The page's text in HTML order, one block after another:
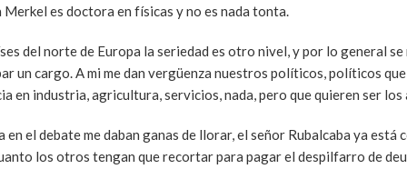
Merkel es doctora en físicas y no es nada tonta.
del norte de Europa la seriedad es otro nivel, y por lo general
un cargo. A mi me dan vergüenza nuestros políticos, políticos
en industria, agricultura, servicios, nada, pero que quieren ser
en el debate me daban ganas de llorar, el señor Rubalcaba ya está
los otros tengan que recortar para pagar el despilfarro de